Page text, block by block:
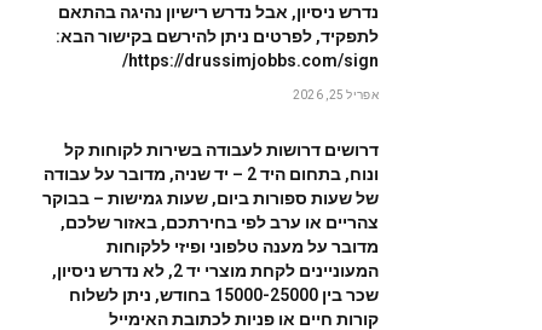
נדרש ניסיון, אבל נדרש רישיון נהיגה בהתאם
לתפקיד, לפרטים ניתן להירשם בקישור הבא:
https://drussimjobbs.com/sign/
אפריל 25, 2026
דרושים דרושות לעבודה בשירות לקוחות קל
ונוח, בתחום היד 2 – יד שניה, מדובר על עבודה
של שעות ספורות ביום, שעות גמישות – בבוקר
צהריים או ערב לפי בחירתכם, באזור שלכם,
מדובר על מענה טלפוני ופיזי ללקוחות
המעוניינים לקחת מוצרי יד 2, לא נדרש ניסיון,
שכר בין 15000-25000 בחודש, ניתן לשלוח
קורות חיים או פניות לכתובת האימייל